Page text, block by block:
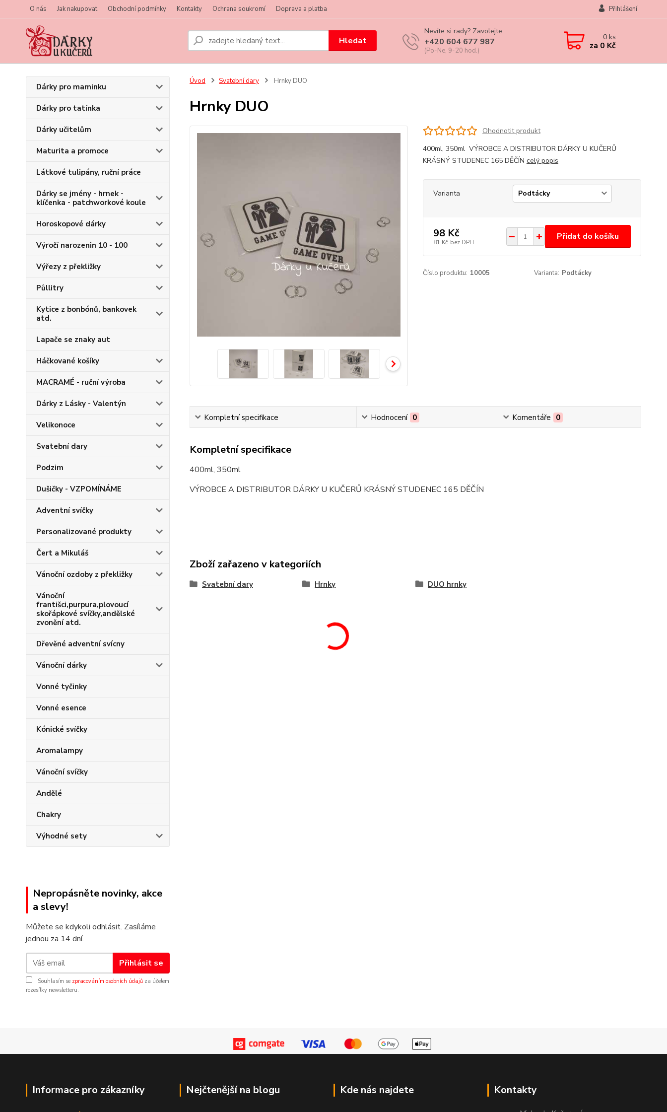
O nás Jak nakupovat Obchodní podmínky Kontakty Ochrana soukromí Doprava a platba Přihlášení
Hledat
Nevíte si rady? Zavolejte.
+420 604 677 987
(Po-Ne, 9-20 hod.)
0ks
za 0 Kč
Dárky pro maminku
Dárky pro tatínka
Dárky učitelům
Maturita a promoce
Látkové tulipány, ruční práce
Dárky se jmény - hrnek -
klíčenka - patchworkové koule
Horoskopové dárky
Výročí narozenin 10 - 100
Výřezy z překližky
Půllitry
Kytice z bonbónů, bankovek
atd.
Lapače se znaky aut
Háčkované košíky
MACRAMÉ - ruční výroba
Dárky z Lásky - Valentýn
Velikonoce
Svatební dary
Podzim
Dušičky - VZPOMÍNÁME
Adventní svíčky
Personalizované produkty
Čert a Mikuláš
Vánoční ozdoby z překližky
Vánoční
františci,purpura,plovoucí
skořápkové svíčky,andělské
zvonění atd.
Dřevěné adventní svícny
Vánoční dárky
Vonné tyčinky
Vonné esence
Kónické svíčky
Aromalampy
Vánoční svíčky
Andělé
Chakry
Výhodné sety
Nepropásněte novinky, akce
a slevy!
Můžete se kdykoli odhlásit. Zasíláme
jednou za 14 dní.
Přihlásit se
Souhlasím se zpracováním osobních údajů za účelem
rozesílky newsletteru.
Úvod Svatební dary Hrnky DUO
Hrnky DUO
Ohodnotit produkt
400ml, 350ml VÝROBCE A DISTRIBUTOR DÁRKY U KUČERŮ
KRÁSNÝ STUDENEC 165 DĚČÍN celý popis
Varianta
98 Kč
81 Kč bez DPH
Přidat do košíku
Číslo produktu: 10005 Varianta: Podtácky
Kompletní specifikace Hodnocení 0 Komentáře 0
Kompletní specifikace
400ml, 350ml
VÝROBCE A DISTRIBUTOR DÁRKY U KUČERŮ KRÁSNÝ STUDENEC 165 DĚČÍN
Zboží zařazeno v kategoriích
Svatební dary Hrnky DUO hrnky
Informace pro zákazníky Nejčtenější na blogu Kde nás najdete Kontakty